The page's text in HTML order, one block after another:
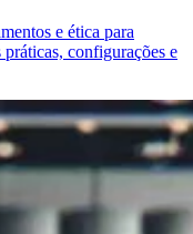
e ética para
práticas, configurações e